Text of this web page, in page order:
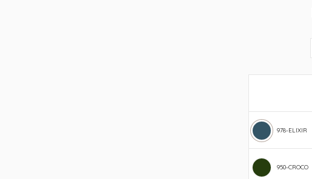
978-ELIXIR
950-CROCO